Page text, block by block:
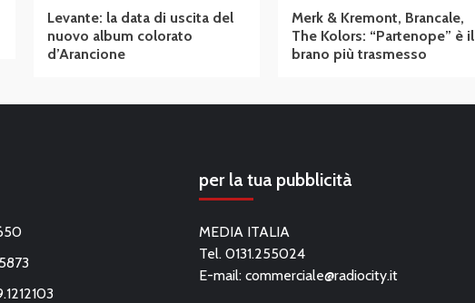
Levante: la data di uscita del
nuovo album colorato
d’Arancione
Merk & Kremont, Brancale,
The Kolors: “Partenope” è il
brano più trasmesso
per la tua pubblicità
MEDIA ITALIA
Tel. 0131.255024
E-mail:commerciale@radiocity.it